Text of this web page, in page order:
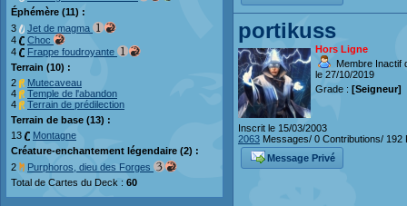
Éphémère (11) :
3
Jet de magma
4
Choc
4
Frappe foudroyante
Terrain (10) :
2
Mutecaveau
4
Temple de l'abandon
4
Terrain de prédilection
Terrain de base (13) :
13
Montagne
Créature-enchantement légendaire (2) :
2
Purphoros, dieu des Forges
Total de Cartes du Deck : 60
portikuss
Hors Ligne
Membre Inactif
le 27/10/2019
Grade : [Seigneur]
Inscrit le 15/03/2003
2063 Messages/ 0 Contributions/ 192
Message Privé